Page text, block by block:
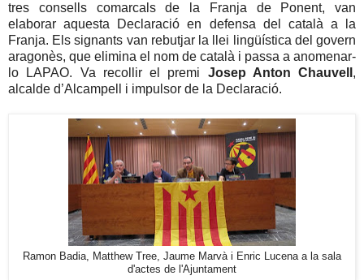
tres consells comarcals de la Franja de Ponent, van
elaborar aquesta Declaració en defensa del català a la
Franja. Els signants van rebutjar la llei lingüística del govern
aragonès, que elimina el nom de català i passa a anomenar-
lo LAPAO. Va recollir el premi Josep Anton Chauvell ,
alcalde d’Alcampell i impulsor de la Declaració.
Ramon Badia, Matthew Tree, Jaume Marvà i Enric Lucena a la sala
d'actes de l'Ajuntament